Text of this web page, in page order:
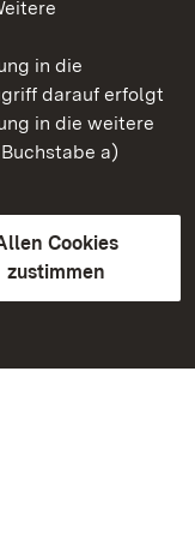
in die
darauf erfolgt
in die weitere
a)
Cookies
zustimmen
Württemberg